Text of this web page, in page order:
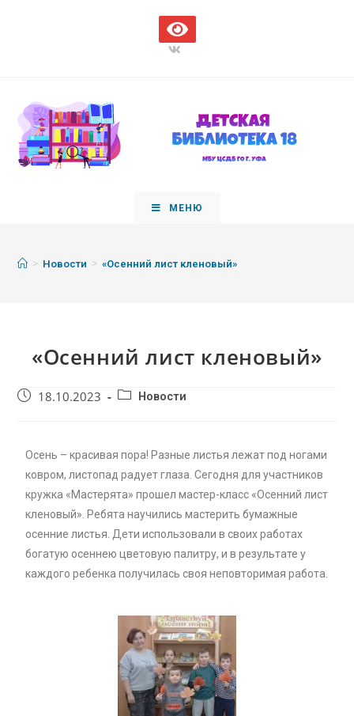
МЕНЮ
> Новости > «Осенний лист кленовый»
«Осенний лист кленовый»
18.10.2023 Новости
Осень – красивая пора! Разные листья лежат под ногами
ковром, листопад радует глаза. Сегодня для участников
кружка «Мастерята» прошел мастер-класс «Осенний лист
кленовый». Ребята научились мастерить бумажные
осенние листья. Дети использовали в своих работах
богатую осеннею цветовую палитру, и в результате у
каждого ребенка получилась своя неповторимая работа.